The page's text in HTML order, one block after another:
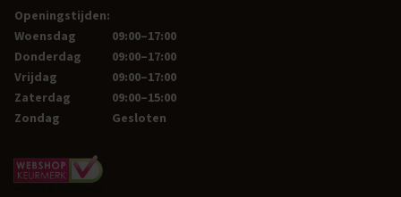
Openingstijden:
Woensdag
09:00–17:00
Donderdag
09:00–17:00
Vrijdag
09:00–17:00
Zaterdag
09:00–15:00
Zondag
Gesloten